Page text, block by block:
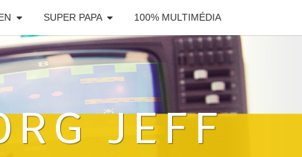
SUPER PAPA 100% MULTIMÉDIA
JEFF